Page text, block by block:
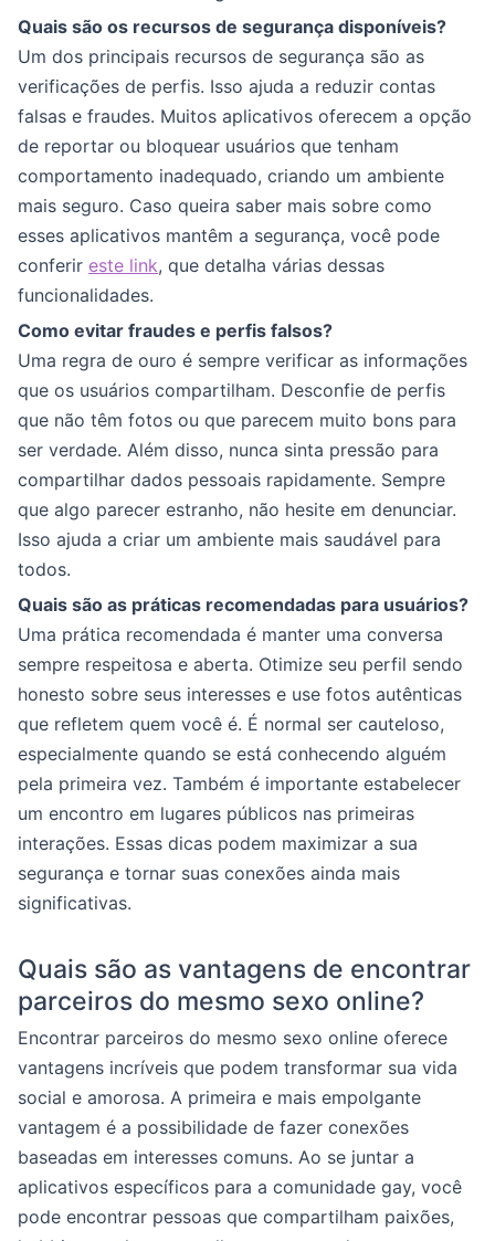
Quais são os recursos de segurança disponíveis?
Um dos principais recursos de segurança são as
verificações de perfis. Isso ajuda a reduzir contas
falsas e fraudes. Muitos aplicativos oferecem a opção
de reportar ou bloquear usuários que tenham
comportamento inadequado, criando um ambiente
mais seguro. Caso queira saber mais sobre como
esses aplicativos mantêm a segurança, você pode
conferir este link, que detalha várias dessas
funcionalidades.
Como evitar fraudes e perfis falsos?
Uma regra de ouro é sempre verificar as informações
que os usuários compartilham. Desconfie de perfis
que não têm fotos ou que parecem muito bons para
ser verdade. Além disso, nunca sinta pressão para
compartilhar dados pessoais rapidamente. Sempre
que algo parecer estranho, não hesite em denunciar.
Isso ajuda a criar um ambiente mais saudável para
todos.
Quais são as práticas recomendadas para usuários?
Uma prática recomendada é manter uma conversa
sempre respeitosa e aberta. Otimize seu perfil sendo
honesto sobre seus interesses e use fotos autênticas
que refletem quem você é. É normal ser cauteloso,
especialmente quando se está conhecendo alguém
pela primeira vez. Também é importante estabelecer
um encontro em lugares públicos nas primeiras
interações. Essas dicas podem maximizar a sua
segurança e tornar suas conexões ainda mais
significativas.
Quais são as vantagens de encontrar
parceiros do mesmo sexo online?
Encontrar parceiros do mesmo sexo online oferece
vantagens incríveis que podem transformar sua vida
social e amorosa. A primeira e mais empolgante
vantagem é a possibilidade de fazer conexões
baseadas em interesses comuns. Ao se juntar a
aplicativos específicos para a comunidade gay, você
pode encontrar pessoas que compartilham paixões,